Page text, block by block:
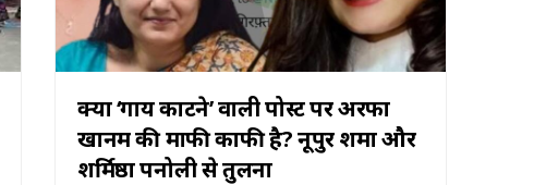
क्या ‘गाय काटने’ वाली पोस्ट पर अरफा
खानम की माफी काफी है? नूपुर शर्मा और
शर्मिष्ठा पनोली से तुलना